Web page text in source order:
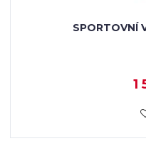
SPORTOVNÍ
1